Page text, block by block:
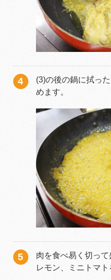
(3)の後の鍋に拭っ
めます。
肉を食べ易く切って
レモン、ミニトマト